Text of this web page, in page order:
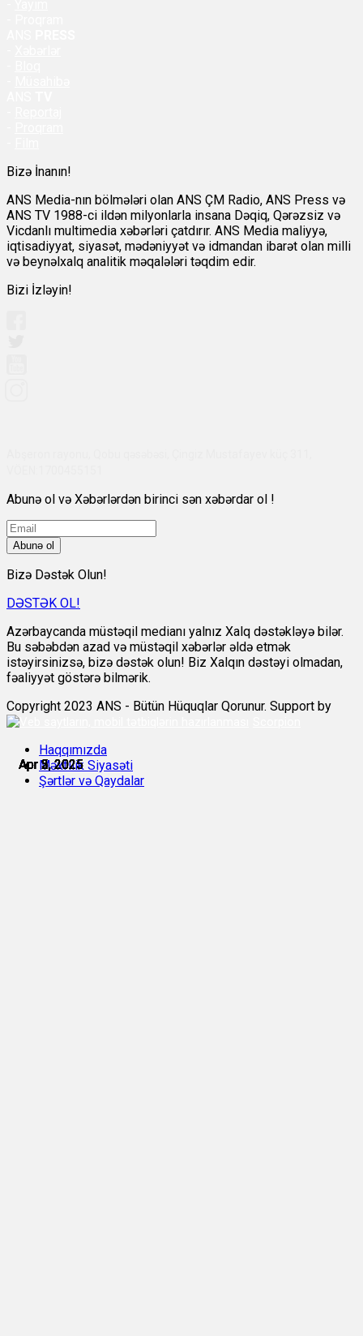
Apr 2, 2025
Apr 2, 2025
Apr 3, 2025
Apr 3, 2025
Apr 5, 2025
Apr 5, 2025
Bizə İnanın!
ANS Media-nın bölmələri olan ANS ÇM Radio, ANS Press və
ANS TV 1988-ci ildən milyonlarla insana Dəqiq, Qərəzsiz və
Vicdanlı multimedia xəbərləri çatdırır. ANS Media maliyyə,
iqtisadiyyat, siyasət, mədəniyyət və idmandan ibarət olan milli
və beynəlxalq analitik məqalələri təqdim edir.
Bizi İzləyin!
Abunə ol və Xəbərlərdən birinci sən xəbərdar ol !
Abunə ol
Bizə Dəstək Olun!
DƏSTƏK OL!
Azərbaycanda müstəqil medianı yalnız Xalq dəstəkləyə bilər.
Bu səbəbdən azad və müstəqil xəbərlər əldə etmək
istəyirsinizsə, bizə dəstək olun! Biz Xalqın dəstəyi olmadan,
fəaliyyət göstərə bilmərik.
Copyright 2023 ANS - Bütün Hüquqlar Qorunur. Support by
Haqqımızda
Məxfilik Siyasəti
Şərtlər və Qaydalar